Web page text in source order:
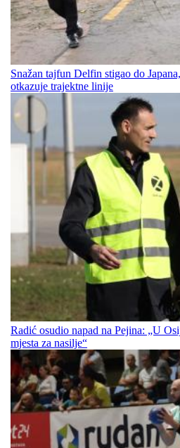
Snažan tajfun Delfin stigao do
otkazuje trajektne linije
Radić osudio napad na Pejina: „U
mjesta za nasilje“